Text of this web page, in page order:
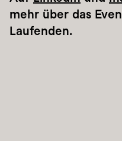
mehr über das
Laufenden.